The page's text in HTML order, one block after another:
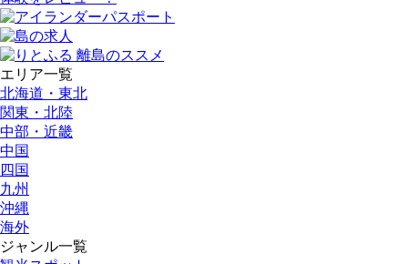
エリア一覧
北海道・東北
関東・北陸
中部・近畿
中国
四国
九州
沖縄
海外
ジャンル一覧